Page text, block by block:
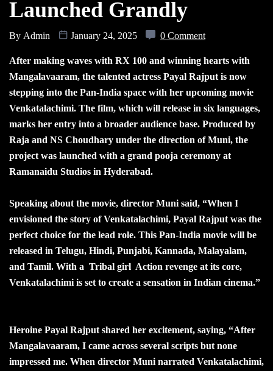
Launched Grandly
By Admin January 24, 2025 0 Comment
After making waves with RX 100 and winning hearts with
Mangalavaaram, the talented actress Payal Rajput is now
stepping into the Pan-India space with her upcoming movie
Venkatalachimi. The film, which will release in six languages,
marks her entry into a broader audience base. Produced by
Raja and NS Choudhary under the direction of Muni, the
project was launched with a grand pooja ceremony at
Ramanaidu Studios in Hyderabad.
Speaking about the movie, director Muni said, “When I
envisioned the story of Venkatalachimi, Payal Rajput was the
perfect choice for the lead role. This Pan-India movie will be
released in Telugu, Hindi, Punjabi, Kannada, Malayalam,
and Tamil. With a Tribal girl Action revenge at its core,
Venkatalachimi is set to create a sensation in Indian cinema.”
Heroine Payal Rajput shared her excitement, saying, “After
Mangalavaaram, I came across several scripts but none
impressed me. When director Muni narrated Venkatalachimi,